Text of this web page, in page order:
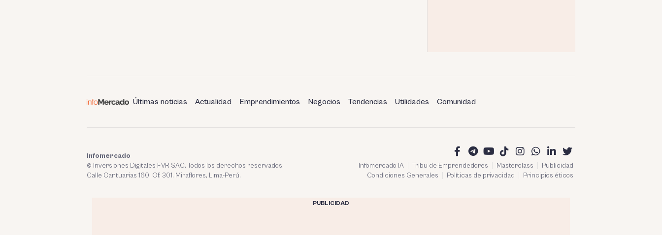
Últimas noticias Actualidad Emprendimientos Negocios Tendencias Utilidades Comunidad
Infomercado IA Tribu de Emprendedores Masterclass
Publicidad
Condiciones Generales
Políticas de privacidad Principios éticos
Infomercado
© Inversiones Digitales FVR SAC. Todos los derechos reservados.
Calle Cantuarias 160. Of. 301. Miraflores, Lima-Perú.
PUBLICIDAD